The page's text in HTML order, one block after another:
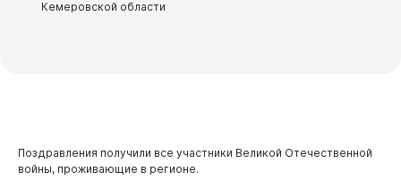
Кемеровской области
Поздравления получили все участники Великой Отечественной
войны, проживающие в регионе.